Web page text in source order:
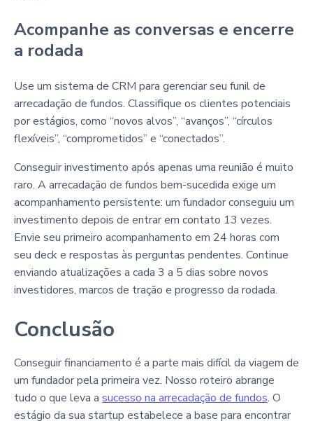
Acompanhe as conversas e encerre
a rodada
Use um sistema de CRM para gerenciar seu funil de
arrecadação de fundos. Classifique os clientes potenciais
por estágios, como “novos alvos”, “avanços”, “círculos
flexíveis”, “comprometidos” e “conectados”.
Conseguir investimento após apenas uma reunião é muito
raro. A arrecadação de fundos bem-sucedida exige um
acompanhamento persistente: um fundador conseguiu um
investimento depois de entrar em contato 13 vezes.
Envie seu primeiro acompanhamento em 24 horas com
seu deck e respostas às perguntas pendentes. Continue
enviando atualizações a cada 3 a 5 dias sobre novos
investidores, marcos de tração e progresso da rodada.
Conclusão
Conseguir financiamento é a parte mais difícil da viagem de
um fundador pela primeira vez. Nosso roteiro abrange
tudo o que leva a sucesso na arrecadação de fundos. O
estágio da sua startup estabelece a base para encontrar